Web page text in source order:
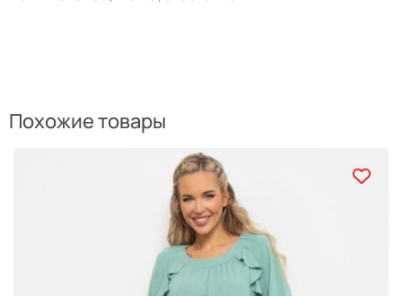
Похожие товары